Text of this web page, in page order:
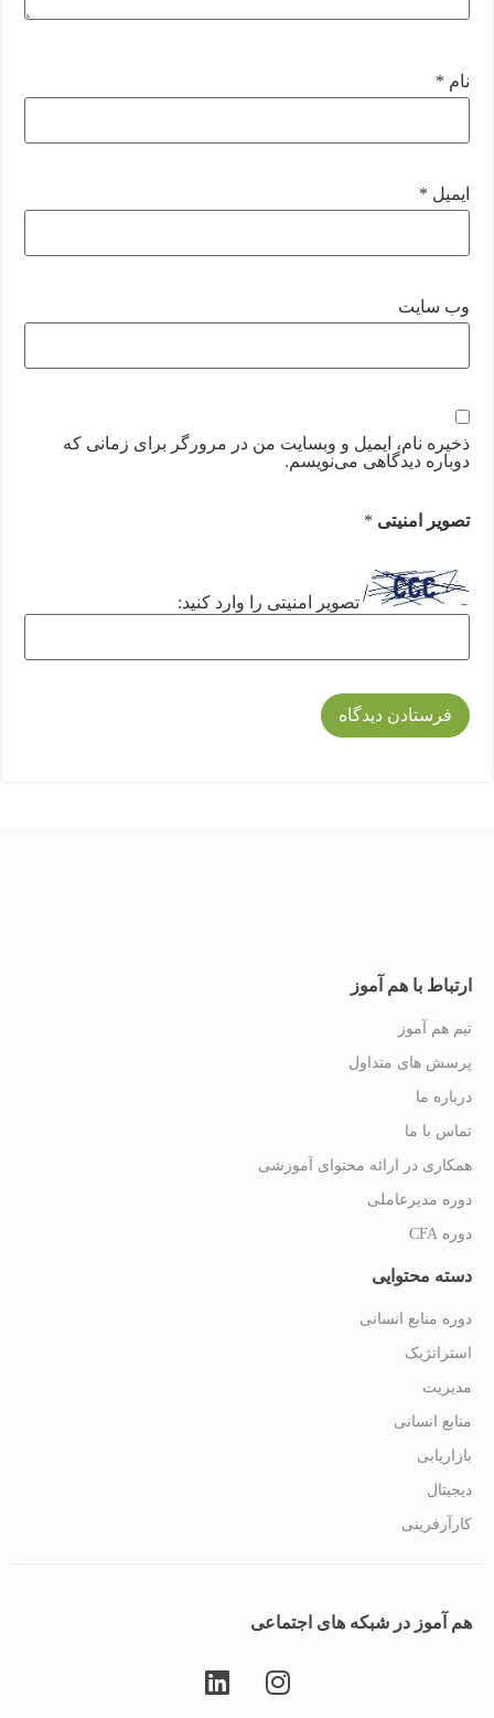
نام *
ایمیل *
وب‌ سایت
ذخیره نام، ایمیل و وبسایت من در مرورگر برای زمانی که
دوباره دیدگاهی می‌نویسم.
تصویر امنیتی *
تصویر امنیتی را وارد کنید:
ارتباط با هم آموز
تیم هم آموز
پرسش های متداول
درباره ما
تماس با ما
همکاری در ارائه محتوای آموزشی
دوره مدیرعاملی
دوره CFA
دسته محتوایی
دوره منابع انسانی
استراتژیک
مدیریت
منابع انسانی
بازاریابی
دیجیتال
کارآرفرینی
هم آموز در شبکه های اجتماعی